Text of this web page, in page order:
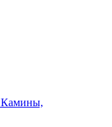
Камины,